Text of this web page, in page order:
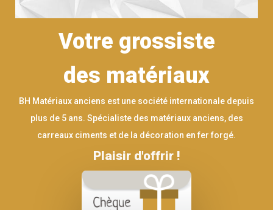
Votre grossiste
des matériaux
BH Matériaux anciens est une société internationale depuis
plus de 5 ans. Spécialiste des matériaux anciens, des
carreaux ciments et de la décoration en fer forgé.
Plaisir d'offrir !